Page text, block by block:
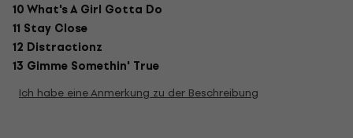
10 What's A Girl Gotta Do
11 Stay Close
12 Distractionz
13 Gimme Somethin' True
Ich habe eine Anmerkung zu der Beschreibung